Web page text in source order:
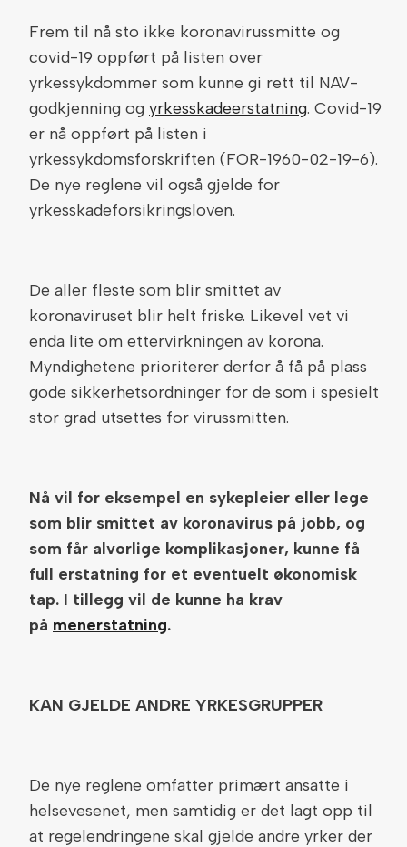
Frem til nå sto ikke koronavirussmitte og
covid-19 oppført på listen over
yrkessykdommer som kunne gi rett til NAV-
godkjenning og yrkesskadeerstatning. Covid-19
er nå oppført på listen i
yrkessykdomsforskriften (FOR-1960-02-19-6).
De nye reglene vil også gjelde for
yrkesskadeforsikringsloven.
De aller fleste som blir smittet av
koronaviruset blir helt friske. Likevel vet vi
enda lite om ettervirkningen av korona.
Myndighetene prioriterer derfor å få på plass
gode sikkerhetsordninger for de som i spesielt
stor grad utsettes for virussmitten.
Nå vil for eksempel en sykepleier eller lege
som blir smittet av koronavirus på jobb, og
som får alvorlige komplikasjoner, kunne få
full erstatning for et eventuelt økonomisk
tap. I tillegg vil de kunne ha krav
på menerstatning.
KAN GJELDE ANDRE YRKESGRUPPER
De nye reglene omfatter primært ansatte i
helsevesenet, men samtidig er det lagt opp til
at regelendringene skal gjelde andre yrker der